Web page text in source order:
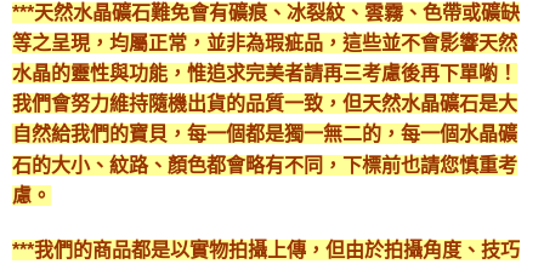
***天然水晶礦石難免會有礦痕、冰裂紋、雲霧、色帶或礦缺
等之呈現，均屬正常，並非為瑕疵品，這些並不會影響天然
水晶的靈性與功能，惟追求完美者請再三考慮後再下單喲！
我們會努力維持隨機出貨的品質一致，但天然水晶礦石是大
自然給我們的寶貝，每一個都是獨一無二的，每一個水晶礦
石的大小、紋路、顏色都會略有不同，下標前也請您慎重考
慮。
***我們的商品都是以實物拍攝上傳，但由於拍攝角度、技巧